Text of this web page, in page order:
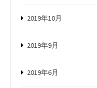
2019年10月
2019年9月
2019年6月